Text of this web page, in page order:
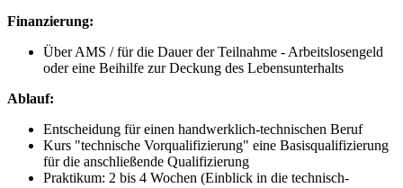
Finanzierung:
Über AMS / für die Dauer der Teilnahme - Arbeitslosengeld
oder eine Beihilfe zur Deckung des Lebensunterhalts
Ablauf:
Entscheidung für einen handwerklich-technischen Beruf
Kurs "technische Vorqualifizierung" eine Basisqualifizierung
für die anschließende Qualifizierung
Praktikum: 2 bis 4 Wochen (Einblick in die technisch-